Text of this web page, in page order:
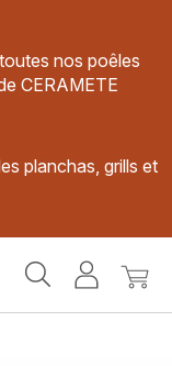
nos poêles
CERAMETE
planchas, grills et
MonMon